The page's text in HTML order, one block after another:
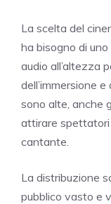
La scelta del
ha bisogno di
audio all’altezza
dell’immersione
sono alte, anche
attirare
cantante.
La distribuzione
pubblico vasto e